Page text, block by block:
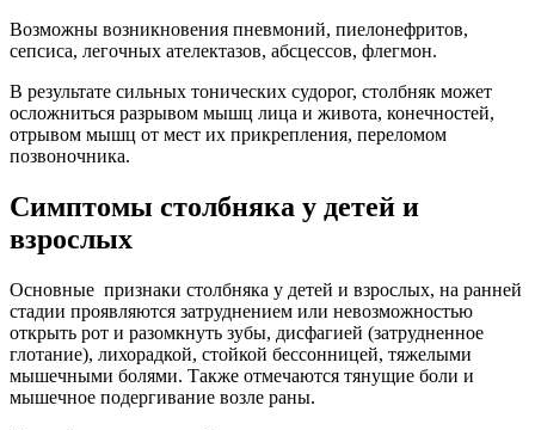
Возможны возникновения пневмоний, пиелонефритов,
сепсиса, легочных ателектазов, абсцессов, флегмон.
В результате сильных тонических судорог, столбняк может
осложниться разрывом мышц лица и живота, конечностей,
отрывом мышц от мест их прикрепления, переломом
позвоночника.
Симптомы столбняка у детей и
взрослых
Основные признаки столбняка у детей и взрослых, на ранней
стадии проявляются затруднением или невозможностью
открыть рот и разомкнуть зубы, дисфагией (затрудненное
глотание), лихорадкой, стойкой бессонницей, тяжелыми
мышечными болями. Также отмечаются тянущие боли и
мышечное подергивание возле раны.